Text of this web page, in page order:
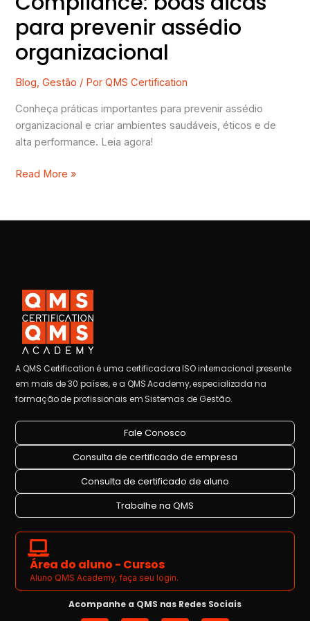
para prevenir assédio
organizacional
Blog,Gestão / PorQMS Certification
Conheça práticas importantes para prevenir assédio
organizacional e criar ambientes saudáveis, éticos e de
alta performance. Leia agora!
Read More »
A QMS Certification é uma certificadora ISO internacional presente
em mais de 30 países, e a QMS Academy, especializada na
formação de profissionais em Sistemas de Gestão.
Fale Conosco
Consulta de certificado de empresa
Consulta de certificado de aluno
Trabalhe na QMS
Área do aluno - Cursos
Aluno QMS Academy, faça seu login.
Acompanhe a QMS nas Redes Sociais